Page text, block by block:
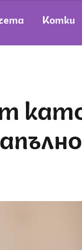
Котки